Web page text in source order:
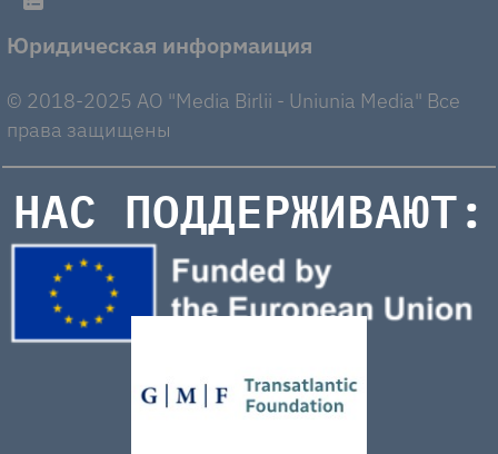
Юридическая информаиция
© 2018-2025 AO "Media Birlii - Uniunia Media" Все
права защищены
НАС ПОДДЕРЖИВАЮТ: